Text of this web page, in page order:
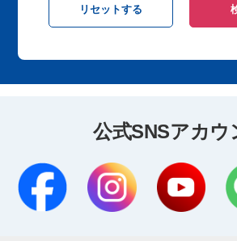
公式SNSアカウ